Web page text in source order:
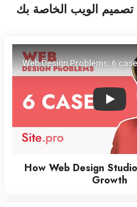
الويب الخاصة بك
Play
How Web Design
Growth